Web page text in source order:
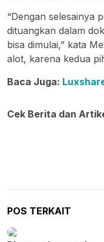
“Dengan selesainya
dituangkan dalam
bisa dimulai,” kata
alot, karena kedua
Baca Juga:
Cek Berita dan
POS TERKAIT